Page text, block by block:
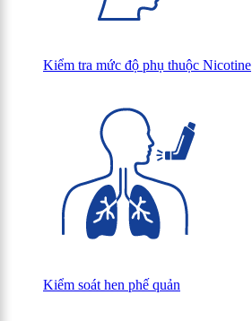
Kiểm tra mức độ phụ thuộc Nicotine
Kiểm soát hen phế quản